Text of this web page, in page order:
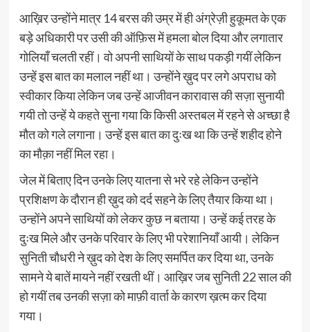
आख़िर उन्होंने मात्र 14 बरस की उम्र में ही अंग्रेज़ी हुकूमत के एक
बड़े अधिकारी पर उसी की ऑफ़िस में हमला बोल दिया और लगातार
गोलियाँ चलती रहीं। वो अपनी साथियों के साथ पकड़ी गयीं लेकिन
उन्हें इस बात का मलाल नहीं था। उन्होंने ख़ुद पर लगे अपराध को
स्वीकार किया लेकिन जब उन्हें आजीवन कारावास की सज़ा सुनायी
गयी तो उन्हें ये कहते सुना गया कि किसी अस्तबल में रहने से अच्छा है
मौत को गले लगाना। उन्हें इस बात का दुःख था कि उन्हें शहीद होने
का मौक़ा नहीं मिल रहा।
जेल में बिताए दिन उनके लिए यातना से भरे रहे लेकिन उन्होंने
प्रशिक्षण के दौरान ही ख़ुद को दर्द सहने के लिए तैयार किया था।
उन्होंने अपने साथियों को लेकर कुछ न बताया। उन्हें कई तरह के
दुःख मिले और उनके परिवार के लिए भी परेशानियाँ आयी। लेकिन
सुनिती चौधरी ने ख़ुद को देश के लिए समर्पित कर दिया था, उनके
सामने ये बातें मायने नहीं रखती थीं। आख़िर जब सुनिती 22 साल की
हो गयीं तब उनकी सज़ा को माफ़ी वार्ता के कारण ख़त्म कर दिया
गया।